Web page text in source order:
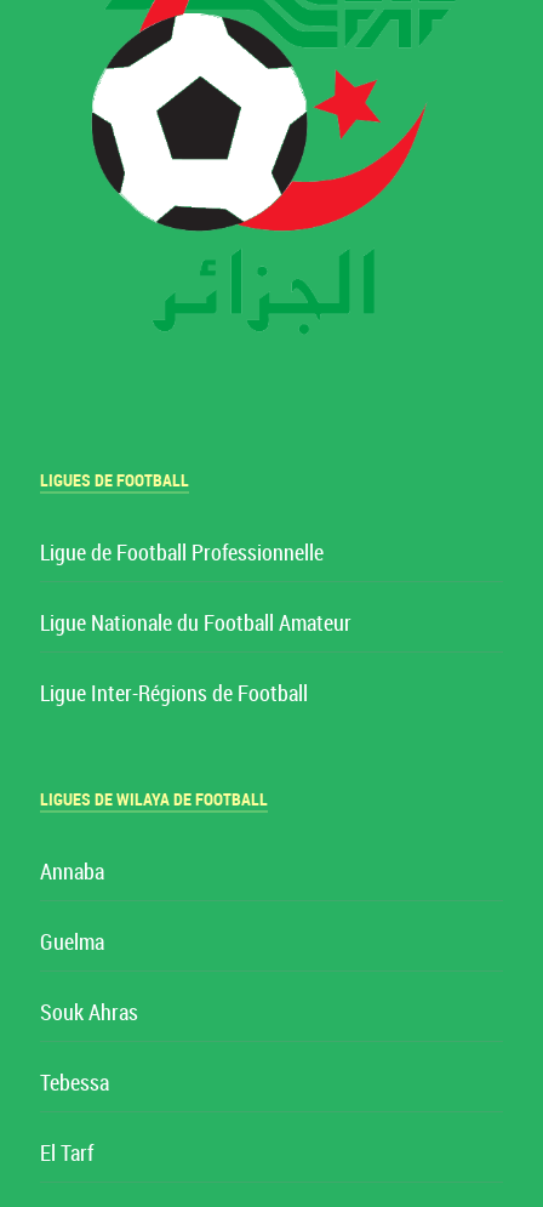
LIGUES DE FOOTBALL
Ligue de Football Professionnelle
Ligue Nationale du Football Amateur
Ligue Inter-Régions de Football
LIGUES DE WILAYA DE FOOTBALL
Annaba
Guelma
Souk Ahras
Tebessa
El Tarf